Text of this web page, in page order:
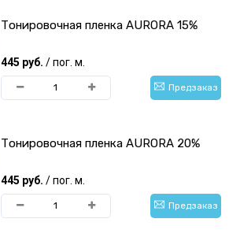
Тонировочная пленка AURORA 15%
445 руб. / пог. м.
Предзаказ
Тонировочная пленка AURORA 20%
445 руб. / пог. м.
Предзаказ